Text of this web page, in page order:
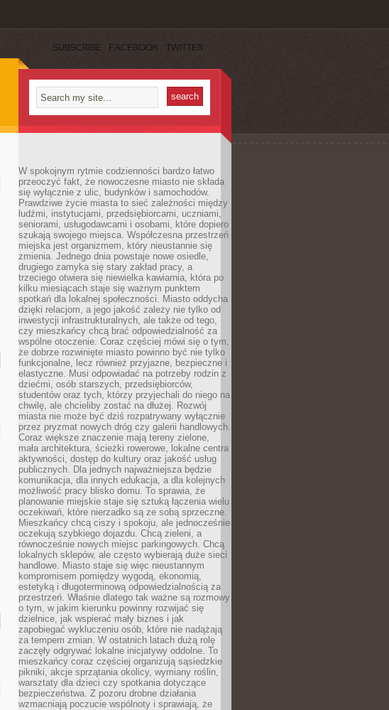
SUBSCRIBE FACEBOOK TWITTER
W spokojnym rytmie codzienności bardzo łatwo
przeoczyć fakt, że nowoczesne miasto nie składa
się wyłącznie z ulic, budynków i samochodów.
Prawdziwe życie miasta to sieć zależności między
ludźmi, instytucjami, przedsiębiorcami, uczniami,
seniorami, usługodawcami i osobami, które dopiero
szukają swojego miejsca. Współczesna przestrzeń
miejska jest organizmem, który nieustannie się
zmienia. Jednego dnia powstaje nowe osiedle,
drugiego zamyka się stary zakład pracy, a
trzeciego otwiera się niewielka kawiarnia, która po
kilku miesiącach staje się ważnym punktem
spotkań dla lokalnej społeczności. Miasto oddycha
dzięki relacjom, a jego jakość zależy nie tylko od
inwestycji infrastrukturalnych, ale także od tego,
czy mieszkańcy chcą brać odpowiedzialność za
wspólne otoczenie. Coraz częściej mówi się o tym,
że dobrze rozwinięte miasto powinno być nie tylko
funkcjonalne, lecz również przyjazne, bezpieczne i
elastyczne. Musi odpowiadać na potrzeby rodzin z
dziećmi, osób starszych, przedsiębiorców,
studentów oraz tych, którzy przyjechali do niego na
chwilę, ale chcieliby zostać na dłużej. Rozwój
miasta nie może być dziś rozpatrywany wyłącznie
przez pryzmat nowych dróg czy galerii handlowych.
Coraz większe znaczenie mają tereny zielone,
mała architektura, ścieżki rowerowe, lokalne centra
aktywności, dostęp do kultury oraz jakość usług
publicznych. Dla jednych najważniejsza będzie
komunikacja, dla innych edukacja, a dla kolejnych
możliwość pracy blisko domu. To sprawia, że
planowanie miejskie staje się sztuką łączenia wielu
oczekiwań, które nierzadko są ze sobą sprzeczne.
Mieszkańcy chcą ciszy i spokoju, ale jednocześnie
oczekują szybkiego dojazdu. Chcą zieleni, a
równocześnie nowych miejsc parkingowych. Chcą
lokalnych sklepów, ale często wybierają duże sieci
handlowe. Miasto staje się więc nieustannym
kompromisem pomiędzy wygodą, ekonomią,
estetyką i długoterminową odpowiedzialnością za
przestrzeń. Właśnie dlatego tak ważne są rozmowy
o tym, w jakim kierunku powinny rozwijać się
dzielnice, jak wspierać mały biznes i jak
zapobiegać wykluczeniu osób, które nie nadążają
za tempem zmian. W ostatnich latach dużą rolę
zaczęły odgrywać lokalne inicjatywy oddolne. To
mieszkańcy coraz częściej organizują sąsiedzkie
pikniki, akcje sprzątania okolicy, wymiany roślin,
warsztaty dla dzieci czy spotkania dotyczące
bezpieczeństwa. Z pozoru drobne działania
wzmacniają poczucie wspólnoty i sprawiają, że